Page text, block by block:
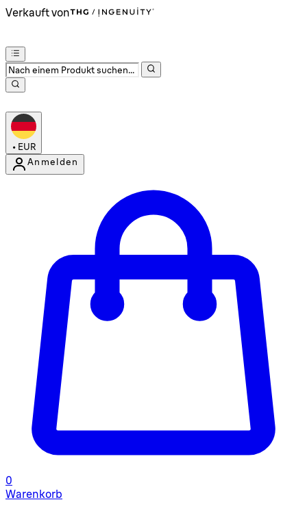
Verkauft von
• EUR
Anmelden
0
Warenkorb